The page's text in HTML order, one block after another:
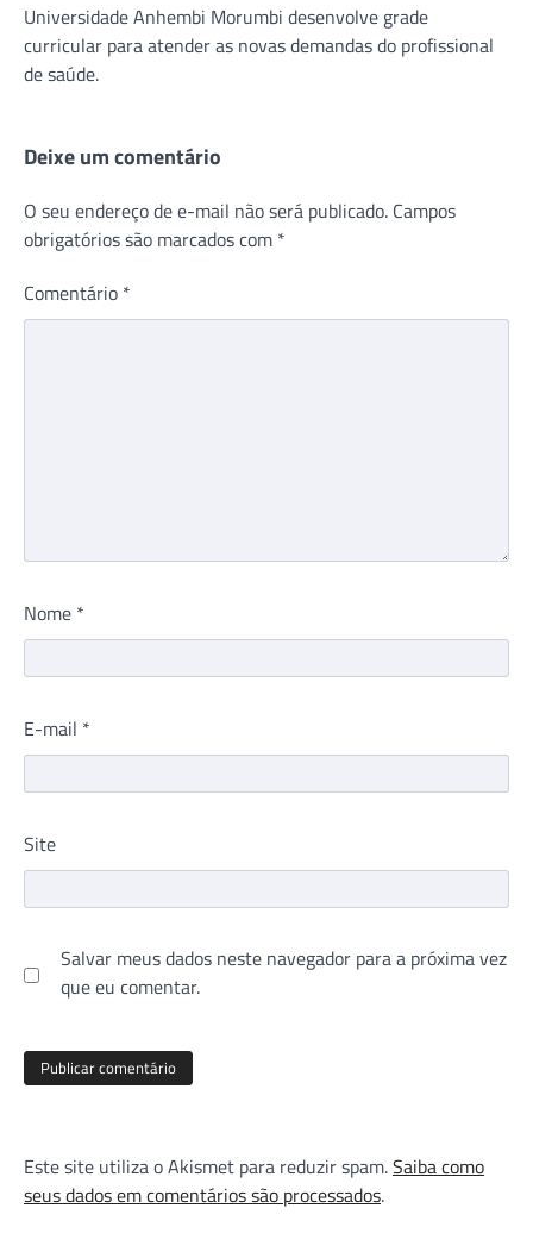
Universidade Anhembi Morumbi desenvolve grade
curricular para atender as novas demandas do profissional
de saúde.
Deixe um comentário
O seu endereço de e-mail não será publicado. Campos
obrigatórios são marcados com *
Comentário *
Nome *
E-mail *
Site
Salvar meus dados neste navegador para a próxima vez
que eu comentar.
Este site utiliza o Akismet para reduzir spam.Saiba como
seus dados em comentários são processados.